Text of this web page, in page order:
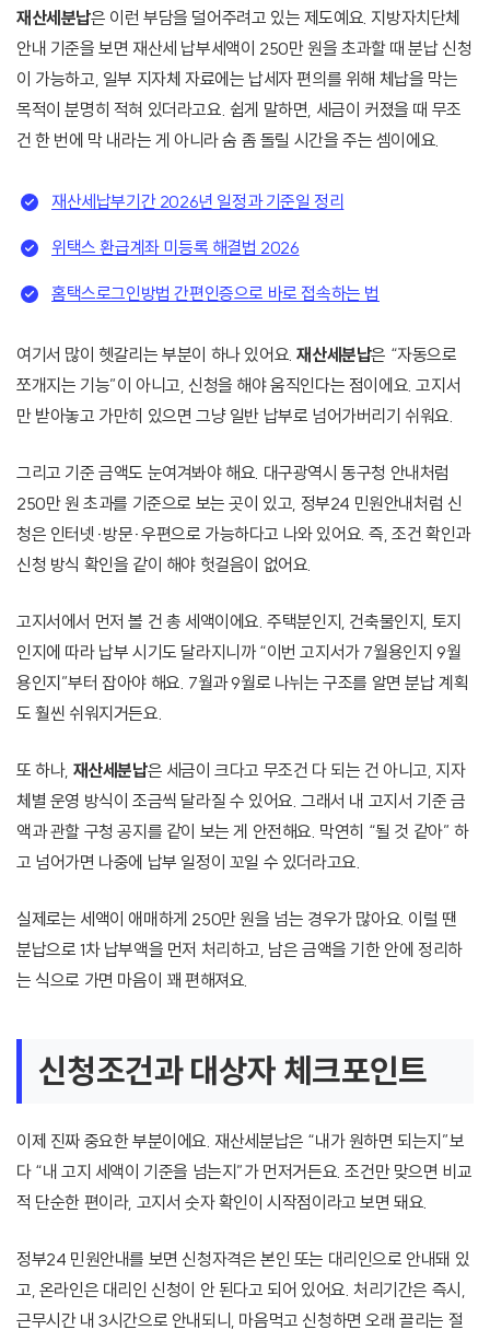
재산세분납은 이런 부담을 덜어주려고 있는 제도예요. 지방자치단체
안내 기준을 보면 재산세 납부세액이 250만 원을 초과할 때 분납 신청
이 가능하고, 일부 지자체 자료에는 납세자 편의를 위해 체납을 막는
목적이 분명히 적혀 있더라고요. 쉽게 말하면, 세금이 커졌을 때 무조
건 한 번에 막 내라는 게 아니라 숨 좀 돌릴 시간을 주는 셈이에요.
재산세납부기간 2026년 일정과 기준일 정리
위택스 환급계좌 미등록 해결법 2026
홈택스로그인방법 간편인증으로 바로 접속하는 법
여기서 많이 헷갈리는 부분이 하나 있어요.재산세분납은 “자동으로
쪼개지는 기능”이 아니고, 신청을 해야 움직인다는 점이에요. 고지서
만 받아놓고 가만히 있으면 그냥 일반 납부로 넘어가버리기 쉬워요.
그리고 기준 금액도 눈여겨봐야 해요. 대구광역시 동구청 안내처럼
250만 원 초과를 기준으로 보는 곳이 있고, 정부24 민원안내처럼 신
청은 인터넷·방문·우편으로 가능하다고 나와 있어요. 즉, 조건 확인과
신청 방식 확인을 같이 해야 헛걸음이 없어요.
고지서에서 먼저 볼 건 총 세액이에요. 주택분인지, 건축물인지, 토지
인지에 따라 납부 시기도 달라지니까 “이번 고지서가 7월용인지 9월
용인지”부터 잡아야 해요. 7월과 9월로 나뉘는 구조를 알면 분납 계획
도 훨씬 쉬워지거든요.
또 하나, 재산세분납은 세금이 크다고 무조건 다 되는 건 아니고, 지자
체별 운영 방식이 조금씩 달라질 수 있어요. 그래서 내 고지서 기준 금
액과 관할 구청 공지를 같이 보는 게 안전해요. 막연히 “될 것 같아” 하
고 넘어가면 나중에 납부 일정이 꼬일 수 있더라고요.
실제로는 세액이 애매하게 250만 원을 넘는 경우가 많아요. 이럴 땐
분납으로 1차 납부액을 먼저 처리하고, 남은 금액을 기한 안에 정리하
는 식으로 가면 마음이 꽤 편해져요.
신청조건과 대상자 체크포인트
이제 진짜 중요한 부분이에요. 재산세분납은 “내가 원하면 되는지”보
다 “내 고지 세액이 기준을 넘는지”가 먼저거든요. 조건만 맞으면 비교
적 단순한 편이라, 고지서 숫자 확인이 시작점이라고 보면 돼요.
정부24 민원안내를 보면 신청자격은 본인 또는 대리인으로 안내돼 있
고, 온라인은 대리인 신청이 안 된다고 되어 있어요. 처리기간은 즉시,
근무시간 내 3시간으로 안내되니, 마음먹고 신청하면 오래 끌리는 절